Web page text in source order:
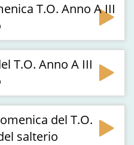
T.O. Anno A III
T.O. Anno A III
del T.O.
salterio